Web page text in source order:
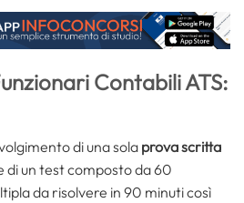
Contabili ATS:
di una sola prova scritta
di un test composto da 60
da risolvere in 90 minuti così